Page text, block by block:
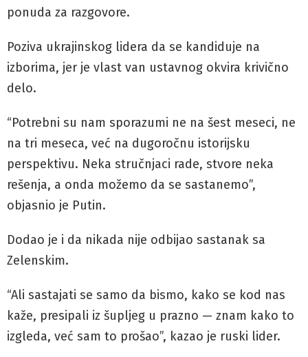
ponuda za razgovore.
Poziva ukrajinskog lidera da se kandiduje na
izborima, jer je vlast van ustavnog okvira krivično
delo.
“Potrebni su nam sporazumi ne na šest meseci, ne
na tri meseca, već na dugoročnu istorijsku
perspektivu. Neka stručnjaci rade, stvore neka
rešenja, a onda možemo da se sastanemo”,
objasnio je Putin.
Dodao je i da nikada nije odbijao sastanak sa
Zelenskim.
“Ali sastajati se samo da bismo, kako se kod nas
kaže, presipali iz šupljeg u prazno — znam kako to
izgleda, već sam to prošao”, kazao je ruski lider.